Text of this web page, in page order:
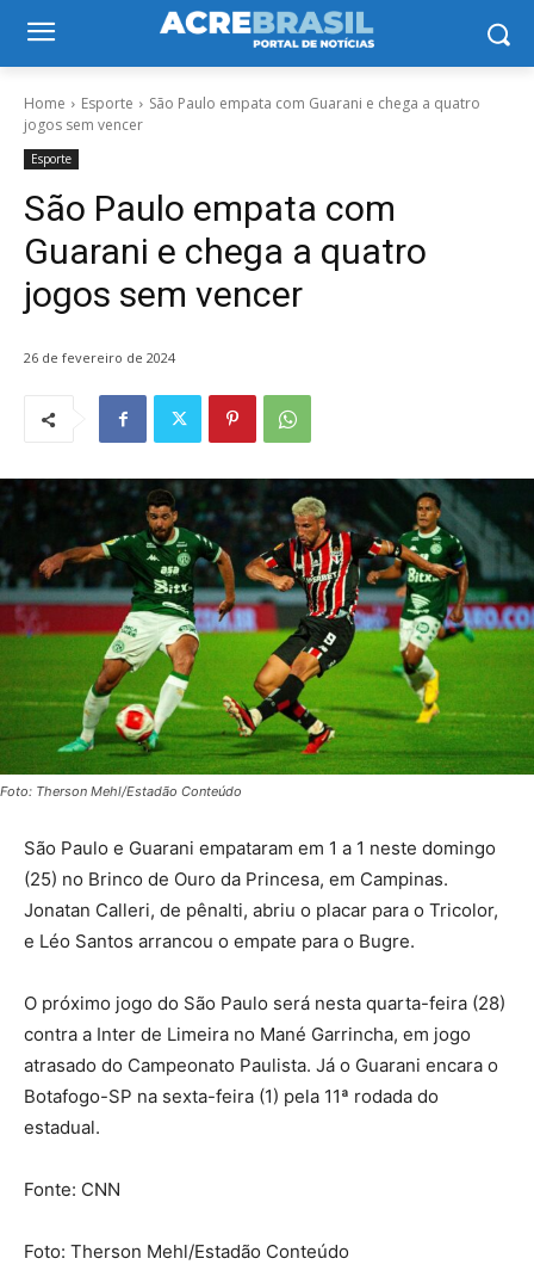
Home Esporte
São Paulo empata com Guarani e chega a quatro
jogos sem vencer
Esporte
São Paulo empata com
Guarani e chega a quatro
jogos sem vencer
26 de fevereiro de 2024
Foto: Therson Mehl/Estadão Conteúdo
São Paulo e Guarani empataram em 1 a 1 neste domingo
(25) no Brinco de Ouro da Princesa, em Campinas.
Jonatan Calleri, de pênalti, abriu o placar para o Tricolor,
e Léo Santos arrancou o empate para o Bugre.
O próximo jogo do São Paulo será nesta quarta-feira (28)
contra a Inter de Limeira no Mané Garrincha, em jogo
atrasado do Campeonato Paulista. Já o Guarani encara o
Botafogo-SP na sexta-feira (1) pela 11ª rodada do
estadual.
Fonte: CNN
Foto: Therson Mehl/Estadão Conteúdo